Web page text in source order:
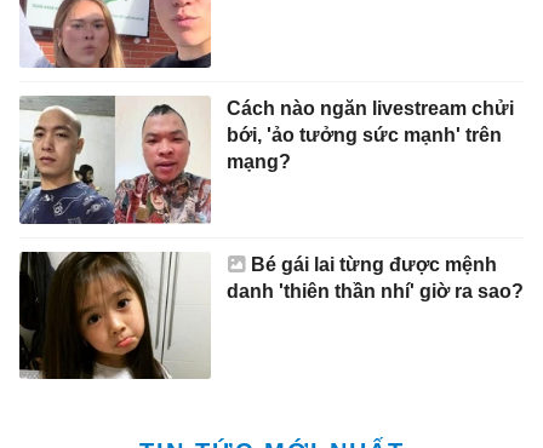
Cách nào ngăn livestream chửi
bới, 'ảo tưởng sức mạnh' trên
mạng?
Bé gái lai từng được mệnh
danh 'thiên thần nhí' giờ ra sao?